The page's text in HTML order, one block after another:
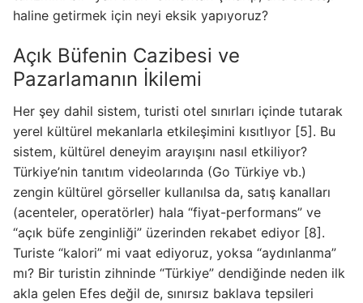
haline getirmek için neyi eksik yapıyoruz?
Açık Büfenin Cazibesi ve
Pazarlamanın İkilemi
Her şey dahil sistem, turisti otel sınırları içinde tutarak
yerel kültürel mekanlarla etkileşimini kısıtlıyor [5]. Bu
sistem, kültürel deneyim arayışını nasıl etkiliyor?
Türkiye’nin tanıtım videolarında (Go Türkiye vb.)
zengin kültürel görseller kullanılsa da, satış kanalları
(acenteler, operatörler) hala “fiyat-performans” ve
“açık büfe zenginliği” üzerinden rekabet ediyor [8].
Turiste “kalori” mi vaat ediyoruz, yoksa “aydınlanma”
mı? Bir turistin zihninde “Türkiye” dendiğinde neden ilk
akla gelen Efes değil de, sınırsız baklava tepsileri